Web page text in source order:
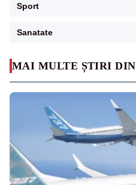
MAI MULTE ȘTIRI DIN
Sport
Sanatate